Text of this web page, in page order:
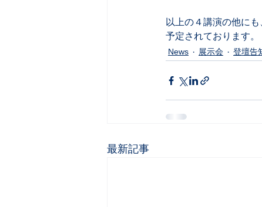
以上の４講演の他に
予定されております。
News 展示会 登壇告
最新記事